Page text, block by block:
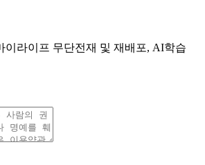
라이프 무단전재 및 재배포, AI학습